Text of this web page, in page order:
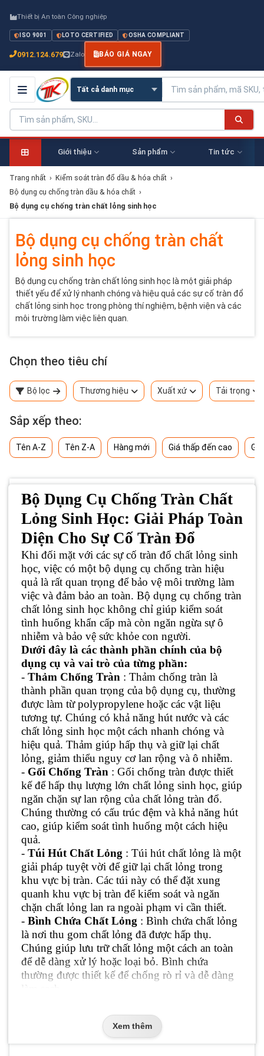
Thiết bị An toàn Công nghiệp
ISO 9001 LOTO CERTIFIED OSHA COMPLIANT
0912.124.679 Zalo BÁO GIÁ NGAY
Giới thiệu Sản phẩm Tin tức
Trang nhất › Kiểm soát tràn đổ dầu & hóa chất ›
Bộ dụng cụ chống tràn dầu & hóa chất ›
Bộ dụng cụ chống tràn chất lỏng sinh học
Bộ dụng cụ chống tràn chất
lỏng sinh học
Bộ dụng cụ chống tràn chất lỏng sinh học là một giải pháp
thiết yếu để xử lý nhanh chóng và hiệu quả các sự cố tràn đổ
chất lỏng sinh học trong phòng thí nghiệm, bệnh viện và các
môi trường làm việc liên quan.
Chọn theo tiêu chí
Bộ lọc Thương hiệu Xuất xứ Tải trọng
Sắp xếp theo:
Tên A-Z Tên Z-A Hàng mới Giá thấp đến cao
Bộ Dụng Cụ Chống Tràn Chất
Lỏng Sinh Học: Giải Pháp Toàn
Diện Cho Sự Cố Tràn Đổ
Khi đối mặt với các sự cố tràn đổ chất lỏng sinh
học, việc có một bộ dụng cụ chống tràn hiệu
quả là rất quan trọng để bảo vệ môi trường làm
việc và đảm bảo an toàn. Bộ dụng cụ chống tràn
chất lỏng sinh học không chỉ giúp kiểm soát
tình huống khẩn cấp mà còn ngăn ngừa sự ô
nhiễm và bảo vệ sức khỏe con người.
Dưới đây là các thành phần chính của bộ
dụng cụ và vai trò của từng phần:
- Thảm Chống Tràn : Thảm chống tràn là
thành phần quan trọng của bộ dụng cụ, thường
được làm từ polypropylene hoặc các vật liệu
tương tự. Chúng có khả năng hút nước và các
chất lỏng sinh học một cách nhanh chóng và
hiệu quả. Thảm giúp hấp thụ và giữ lại chất
lỏng, giảm thiểu nguy cơ lan rộng và ô nhiễm.
- Gối Chống Tràn : Gối chống tràn được thiết
kế để hấp thụ lượng lớn chất lỏng sinh học, giúp
ngăn chặn sự lan rộng của chất lỏng tràn đổ.
Chúng thường có cấu trúc đệm và khả năng hút
cao, giúp kiểm soát tình huống một cách hiệu
quả.
- Túi Hút Chất Lỏng : Túi hút chất lỏng là một
giải pháp tuyệt vời để giữ lại chất lỏng trong
khu vực bị tràn. Các túi này có thể đặt xung
quanh khu vực bị tràn để kiểm soát và ngăn
chặn chất lỏng lan ra ngoài phạm vi cần thiết.
- Bình Chứa Chất Lỏng : Bình chứa chất lỏng
là nơi thu gom chất lỏng đã được hấp thụ.
Chúng giúp lưu trữ chất lỏng một cách an toàn
để dễ dàng xử lý hoặc loại bỏ. Bình chứa
thường được thiết kế để chống rò rỉ và dễ dàng
làm sạch.
bảo hộ là phần không thể thiếu trong bộ dụng
cụ chống tràn, giúp bảo vệ người sử dụng khỏi
tiếp xúc trực tiếp với chất lỏng sinh học có thể
Xem thêm